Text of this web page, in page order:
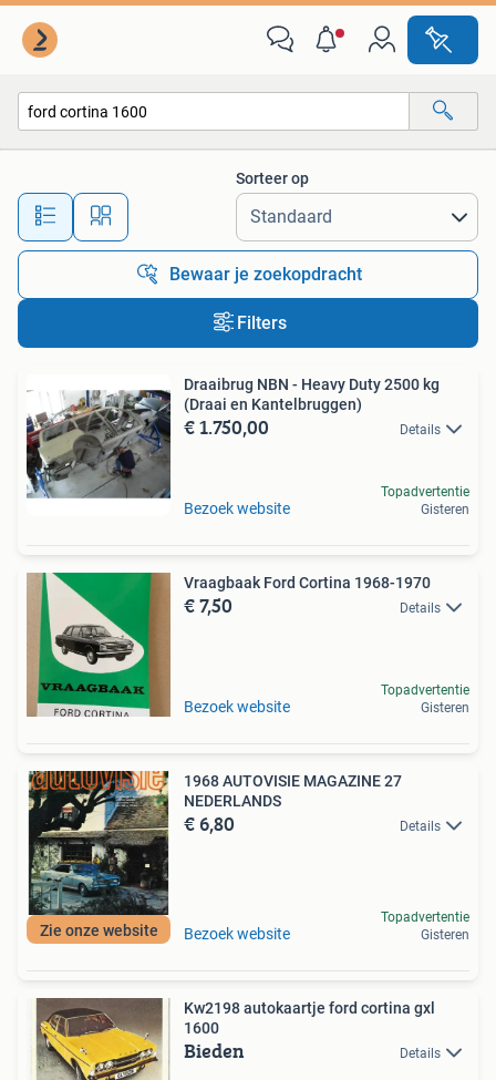
Alle afstanden…
Sorteer op
Bewaar je zoekopdracht
Filters
Draaibrug NBN - Heavy Duty 2500 kg
(Draai en Kantelbruggen)
€ 1.750,00 Details
Bezoek website
Topadvertentie
Gisteren
Vraagbaak Ford Cortina 1968-1970
€ 7,50 Details
Bezoek website
Topadvertentie
Gisteren
Zie onze website
1968 AUTOVISIE MAGAZINE 27
NEDERLANDS
€ 6,80 Details
Bezoek website
Topadvertentie
Gisteren
Kw2198 autokaartje ford cortina gxl
1600
Bieden Details